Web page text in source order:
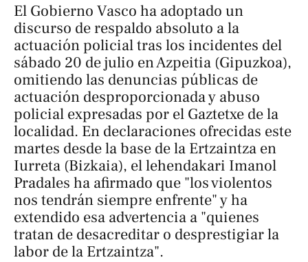
El Gobierno Vasco ha adoptado un
discurso de respaldo absoluto a la
actuación policial tras los incidentes del
sábado 20 de julio en Azpeitia (Gipuzkoa),
omitiendo las denuncias públicas de
actuación desproporcionada y abuso
policial expresadas por el Gaztetxe de la
localidad. En declaraciones ofrecidas este
martes desde la base de la Ertzaintza en
Iurreta (Bizkaia), el lehendakari Imanol
Pradales ha afirmado que "los violentos
nos tendrán siempre enfrente" y ha
extendido esa advertencia a "quienes
tratan de desacreditar o desprestigiar la
labor de la Ertzaintza".